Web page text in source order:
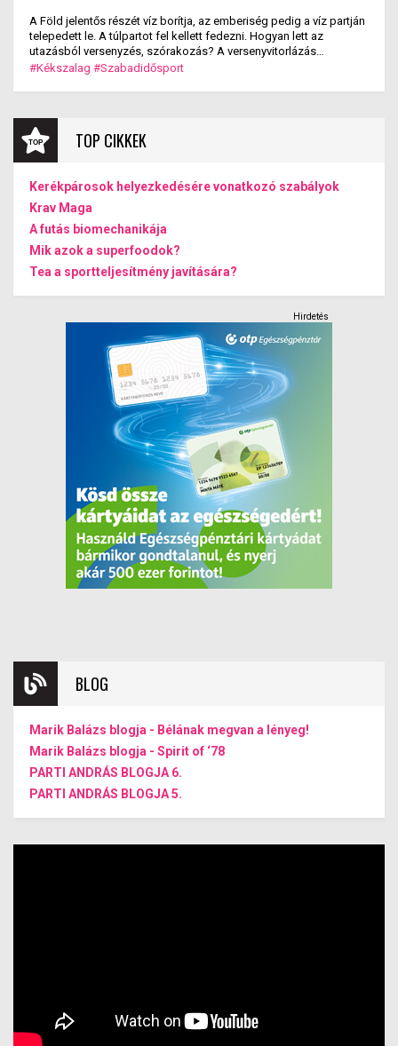
A Föld jelentős részét víz borítja, az emberiség pedig a víz partján
telepedett le. A túlpartot fel kellett fedezni. Hogyan lett az
utazásból versenyzés, szórakozás? A versenyvitorlázás
kialakulása.
#Kékszalag #Szabadidősport
TOP CIKKEK
Kerékpárosok helyezkedésére vonatkozó szabályok
Krav Maga
A futás biomechanikája
Mik azok a superfoodok?
Tea a sportteljesítmény javítására?
Hirdetés
BLOG
Marik Balázs blogja - Bélának megvan a lényeg!
Marik Balázs blogja - Spirit of ‘78
PARTI ANDRÁS BLOGJA 6.
PARTI ANDRÁS BLOGJA 5.